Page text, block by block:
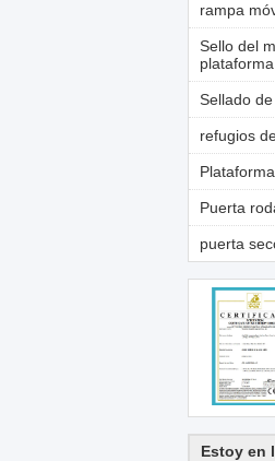
rampa
Sello del
Sellado
refugios
Puerta
puerta
Estoy en